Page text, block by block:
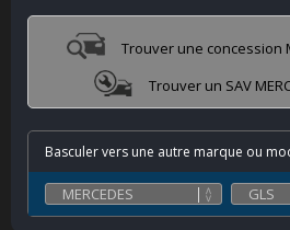
Trouver une concession
Trouver un SAV
Basculer vers une autre marque ou